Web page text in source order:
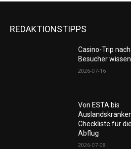
REDAKTIONSTIPPS
Casino-Trip
Besucher
2026-07-16
Von ESTA bis
Checkliste für
Abflug
2026-07-08